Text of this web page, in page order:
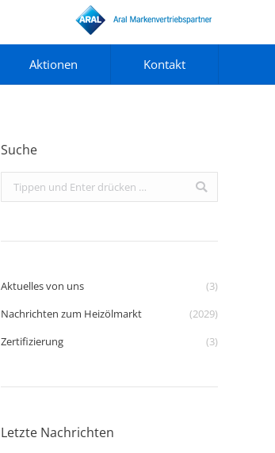
Aktionen Kontakt
Suche
Search:
Aktuelles von uns
(3)
Nachrichten zum Heizölmarkt
(2029)
Zertifizierung
(3)
Letzte Nachrichten